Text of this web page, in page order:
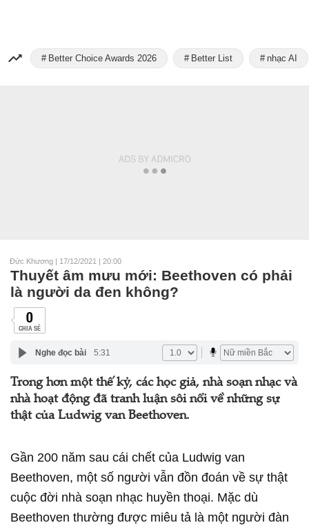
Better Choice Awards 2026 Better List nhạc AI
Đức Khương | 17/12/2021 | 20:00
Thuyết âm mưu mới: Beethoven có phải
là người da đen không?
0
CHIA SẺ
Nghe đọc bài 5:31
Trong hơn một thế kỷ, các học giả, nhà soạn nhạc và
nhà hoạt động đã tranh luận sôi nổi về những sự
thật của Ludwig van Beethoven.
Gần 200 năm sau cái chết của Ludwig van
Beethoven, một số người vẫn đồn đoán về sự thật
cuộc đời nhà soạn nhạc huyền thoại. Mặc dù
Beethoven thường được miêu tả là một người đàn